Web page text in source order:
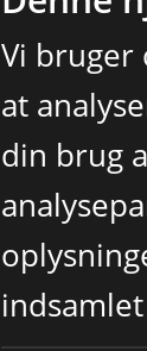
Vi bruger
at
din brug